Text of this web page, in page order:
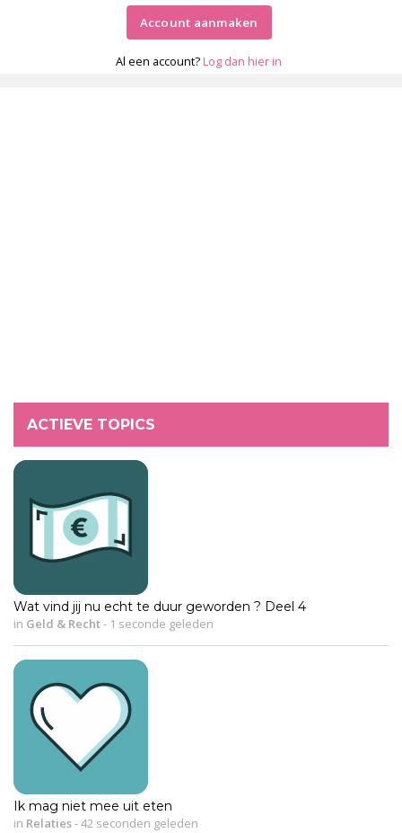
Account aanmaken
Al een account? Log dan hier in
ACTIEVE TOPICS
Wat vind jij nu echt te duur geworden ? Deel 4
in Geld & Recht- 1 seconde geleden
Ik mag niet mee uit eten
in Relaties-42 seconden geleden